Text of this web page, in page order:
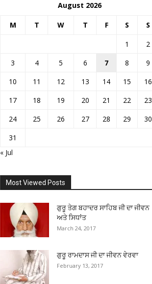
August 2026
M T W T F S S
1
2
3
4 5 6 7 8
9
10
11 12 13 14 15
16
17
18 19 20 21 22
23
24
25 26 27 28 29
30
31
« Jul
Most Viewed Posts
ਗੁਰੂ ਤੇਗ ਬਹਾਦਰ ਸਾਹਿਬ ਜੀ ਦਾ ਜੀਵਨ
ਅਤੇ ਸਿਧਾਂਤ
March 24, 2017
ਗੁਰੂ ਰਾਮਦਾਸ ਜੀ ਦਾ ਜੀਵਨ ਵੇਰਵਾ
February 13, 2017